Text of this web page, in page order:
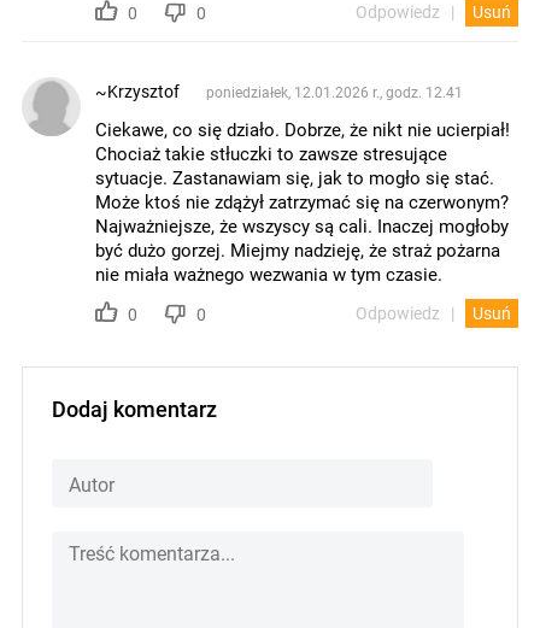
0 0 Odpowiedz Usuń
~Krzysztof poniedziałek, 12.01.2026 r., godz. 12.41
Ciekawe, co się działo. Dobrze, że nikt nie ucierpiał!
Chociaż takie stłuczki to zawsze stresujące
sytuacje. Zastanawiam się, jak to mogło się stać.
Może ktoś nie zdążył zatrzymać się na czerwonym?
Najważniejsze, że wszyscy są cali. Inaczej mogłoby
być dużo gorzej. Miejmy nadzieję, że straż pożarna
nie miała ważnego wezwania w tym czasie.
0 0 Odpowiedz Usuń
Dodaj komentarz